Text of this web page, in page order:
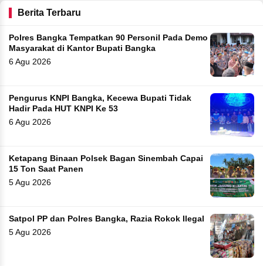
Berita Terbaru
Polres Bangka Tempatkan 90 Personil Pada Demo
Masyarakat di Kantor Bupati Bangka
6 Agu 2026
Pengurus KNPI Bangka, Kecewa Bupati Tidak
Hadir Pada HUT KNPI Ke 53
6 Agu 2026
Ketapang Binaan Polsek Bagan Sinembah Capai
15 Ton Saat Panen
5 Agu 2026
Satpol PP dan Polres Bangka, Razia Rokok Ilegal
5 Agu 2026